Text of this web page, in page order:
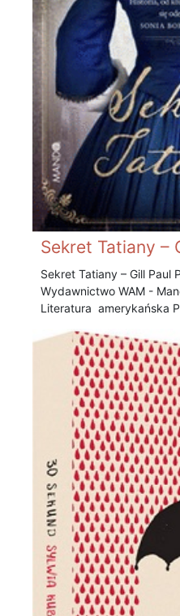
Sekret Tatiany –
Sekret Tatiany – Gill Paul
Wydawnictwo WAM -
Literatura amerykańska